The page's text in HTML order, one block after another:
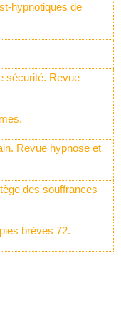
hypnotiques de
sécurité. Revue
Revue hypnose et
des souffrances
brèves 72.